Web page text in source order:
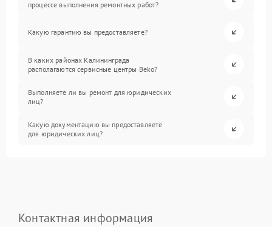
процессе выполнения ремонтных работ?
Какую гарантию вы предоставляете?
В каких районах Калининграда
располагаются сервисные центры Beko?
Выполняете ли вы ремонт для юридических
лиц?
Какую документацию вы предоставляете
для юридических лиц?
Контактная информация